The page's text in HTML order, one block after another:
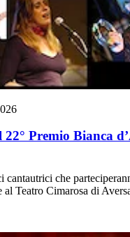
22° Premio Bianca
cantautrici che
al Teatro Cimarosa di